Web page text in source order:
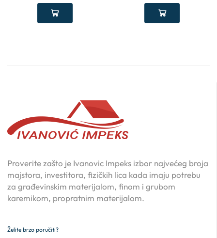
Proverite zašto je Ivanovic Impeks izbor najvećeg broja
majstora, investitora, fizičkih lica kada imaju potrebu
za građevinskim materijalom, finom i grubom
karemikom, propratnim materijalom.
Želite brzo poručiti?